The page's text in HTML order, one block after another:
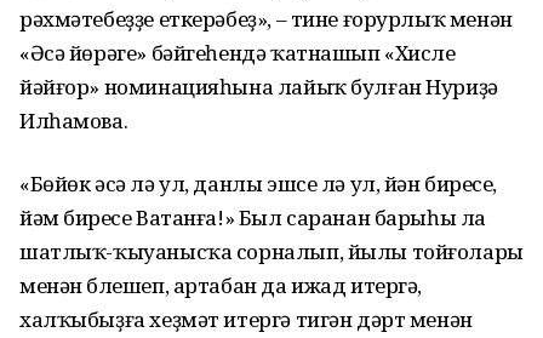
рәхмәтебеҙҙе еткерәбеҙ», – тине ғорурлыҡ менән
«Әсә йөрәге» бәйгеһендә ҡатнашып «Хисле
йәйғор» номинацияһына лайыҡ булған Нуриҙә
Илһамова.
«Бөйөк әсә лә ул, данлы эшсе лә ул, йән биреүсе,
йәм биреүсе Ватанға!» Был саранан барыһы ла
шатлыҡ-ҡыуанысҡа сорналып, йылы тойғолары
менән бүлешеп, артабан да ижад итергә,
халҡыбыҙға хеҙмәт итергә тигән дәрт менән